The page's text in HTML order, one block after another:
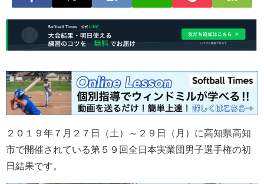
２０１９年７月２７日（土）～２９日（月）に高知県高知
市で開催されている第５９回全日本実業団男子選手権の初
日結果です。